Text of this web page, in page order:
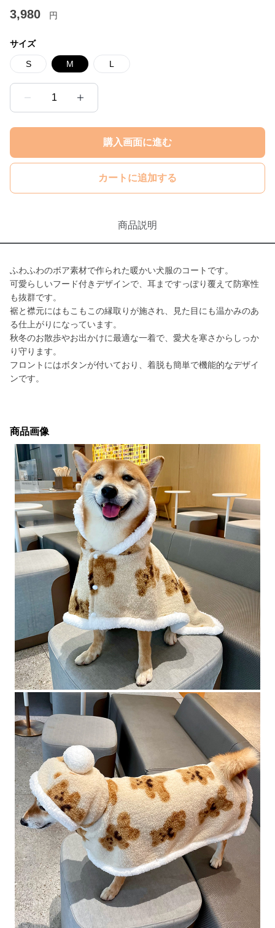
3,980 円
サイズ
S M L
1
購入画面に進む
カートに追加する
商品説明
ふわふわのボア素材で作られた暖かい犬服のコートです。
可愛らしいフード付きデザインで、耳まですっぽり覆えて防寒性
も抜群です。
裾と襟元にはもこもこの縁取りが施され、見た目にも温かみのあ
る仕上がりになっています。
秋冬のお散歩やお出かけに最適な一着で、愛犬を寒さからしっか
り守ります。
フロントにはボタンが付いており、着脱も簡単で機能的なデザイ
ンです。
商品画像